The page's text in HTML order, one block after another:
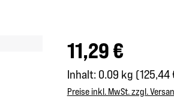
Regulärer Preis:
11,29 €
Inhalt: 0.09 kg (125,44
Preise inkl. MwSt. zzgl.